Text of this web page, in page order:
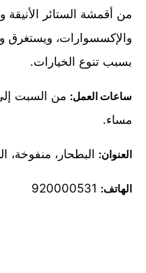
من أقمشة الستائر الأنيقة
بسبب تنوع الخيارات.
ساعات العمل:
مساء.
العنوان: البطحار، منفوخة،
الهاتف: